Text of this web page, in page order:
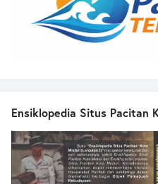
Ensiklopedia Situs Pacitan